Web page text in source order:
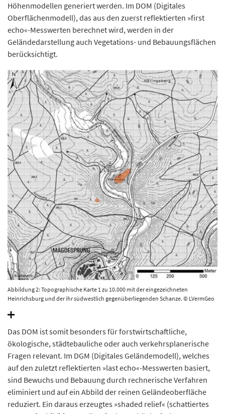
Höhenmodellen generiert werden. Im DOM (Digitales
Oberflächenmodell), das aus den zuerst reflektierten »first
echo«-Messwerten berechnet wird, werden in der
Geländedarstellung auch Vegetations- und Bebauungsflächen
berücksichtigt.
Abbildung 2: Topographische Karte 1 zu 10.000 mit der eingezeichneten
Heinrichsburg und der ihr südwestlich gegenüberliegenden Schanze. © LVermGeo
Das DOM ist somit besonders für forstwirtschaftliche,
ökologische, städtebauliche oder auch verkehrsplanerische
Fragen relevant. Im DGM (Digitales Geländemodell), welches
auf den zuletzt reflektierten »last echo«-Messwerten basiert,
sind Bewuchs und Bebauung durch rechnerische Verfahren
eliminiert und auf ein Abbild der reinen Geländeoberfläche
reduziert. Ein daraus erzeugtes »shaded relief« (schattiertes